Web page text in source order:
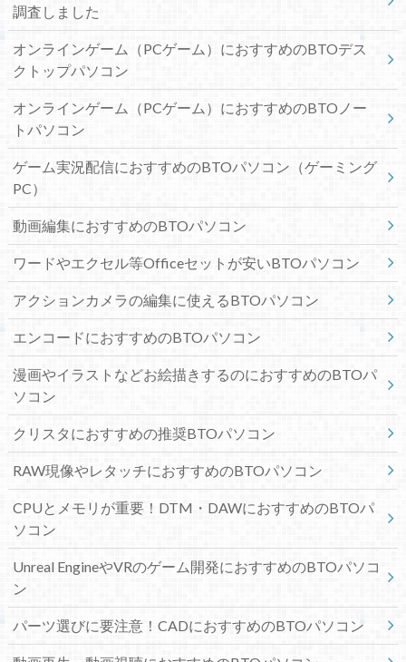
調査しました
オンラインゲーム（PCゲーム）におすすめのBTOデス
クトップパソコン
オンラインゲーム（PCゲーム）におすすめのBTOノー
トパソコン
ゲーム実況配信におすすめのBTOパソコン（ゲーミング
PC）
動画編集におすすめのBTOパソコン
ワードやエクセル等Officeセットが安いBTOパソコン
アクションカメラの編集に使えるBTOパソコン
エンコードにおすすめのBTOパソコン
漫画やイラストなどお絵描きするのにおすすめのBTOパ
ソコン
クリスタにおすすめの推奨BTOパソコン
RAW現像やレタッチにおすすめのBTOパソコン
CPUとメモリが重要！DTM・DAWにおすすめのBTOパ
ソコン
Unreal EngineやVRのゲーム開発におすすめのBTOパソコ
ン
パーツ選びに要注意！CADにおすすめのBTOパソコン